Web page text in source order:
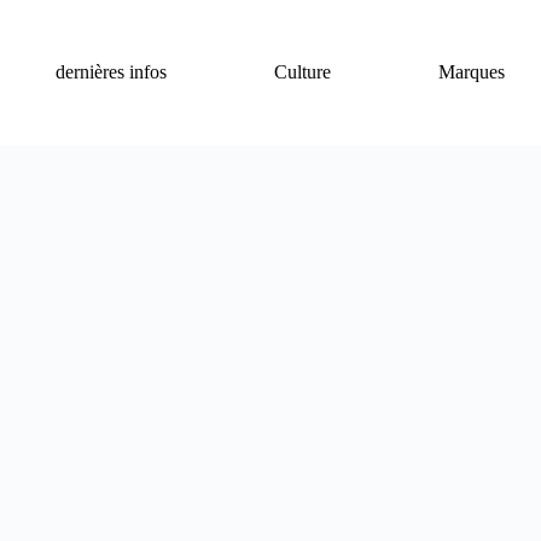
dernières infos
Culture Marques